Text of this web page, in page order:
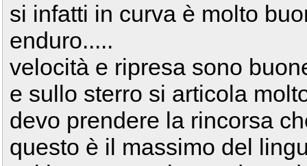
si infatti in curva è molto
enduro.....
velocità e ripresa sono
e sullo sterro si articola
devo prendere la rincorsa
questo è il massimo del